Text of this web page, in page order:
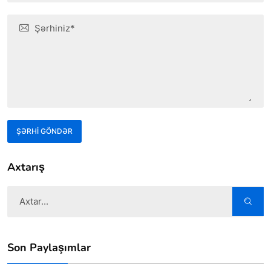
ŞƏRHİ GÖNDƏR
Axtarış
Son Paylaşımlar